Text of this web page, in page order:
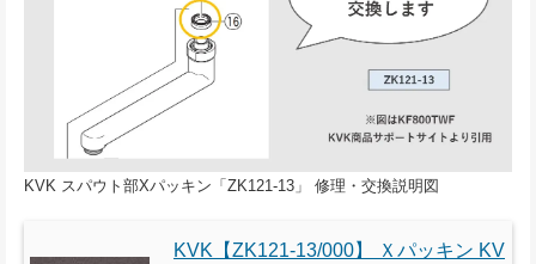
KVK スパウト部Xパッキン「ZK121-13」 修理・交換説明図
KVK【ZK121-13/000】 Ｘパッキン KV